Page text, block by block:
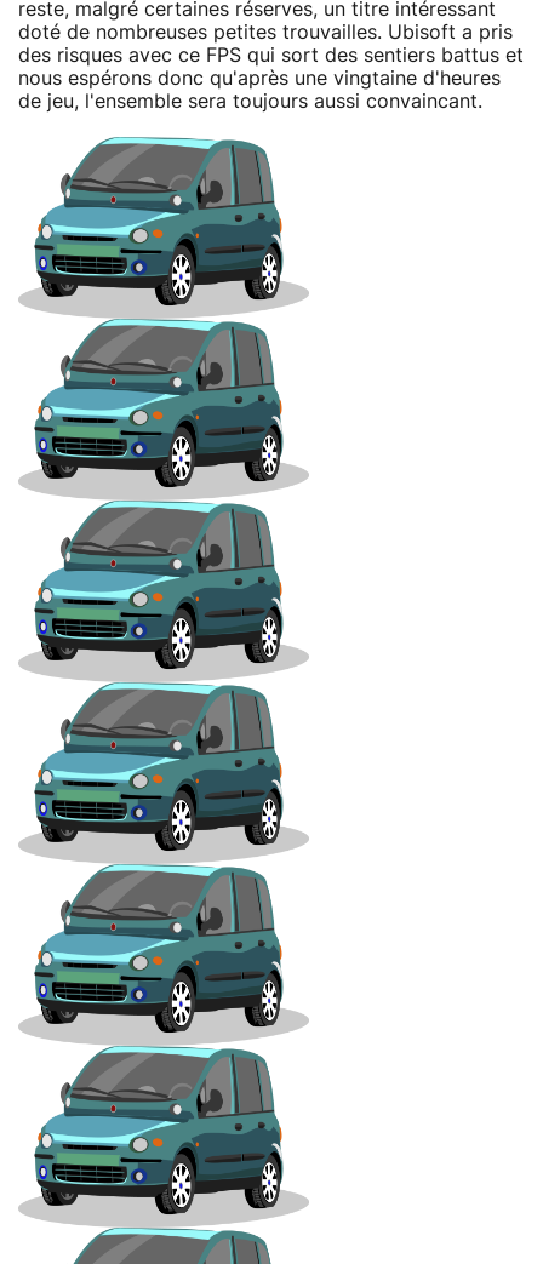
reste, malgré certaines réserves, un titre intéressant
doté de nombreuses petites trouvailles. Ubisoft a pris
des risques avec ce FPS qui sort des sentiers battus et
nous espérons donc qu'après une vingtaine d'heures
de jeu, l'ensemble sera toujours aussi convaincant.